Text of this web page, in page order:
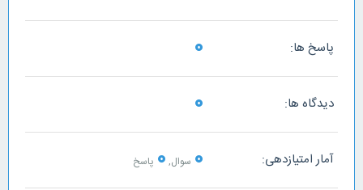
پاسخ ها: 0
دیدگاه ها: 0
آمار امتیازدهی: 0 سوال, 0 پاسخ